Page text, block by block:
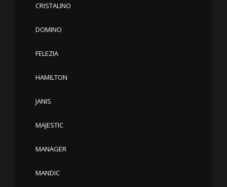
CRISTALINO
DOMINO
FELEZIA
HAMILTON
JANIS
MAJESTIC
MANAGER
MANDIC